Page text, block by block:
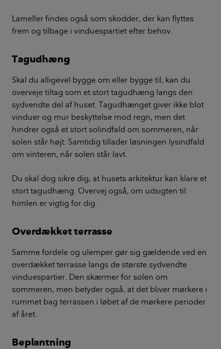
Lameller findes også som skodder, der kan flyttes
frem og tilbage i vinduespartiet efter behov.
Tagudhæng
Skal du alligevel bygge om eller bygge til, kan du
overveje tiltag som et stort tagudhæng langs den
sydvendte del af huset. Tagudhænget giver ikke blot
vinduer og mur beskyttelse mod regn, men det
hindrer også et stort solindfald om sommeren, når
solen står højt. Samtidig tillader løsningen lysindfald
om vinteren, når solen står lavt.
Du skal dog sikre dig, at husets arkitektur kan klare et
stort tagudhæng. Overvej også, om udsigten til
himlen er vigtig for dig.
Overdækket terrasse
Samme fordele og ulemper gør sig gældende ved en
overdækket terrasse langs de største sydvendte
vinduespartier. Den skærmer for solen om
sommeren, men betyder også, at det bliver mørkere i
rummet bag terrassen i løbet af de mørkere perioder
af året.
Beplantning